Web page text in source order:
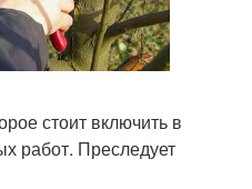
стоит включить в
работ. Преследует